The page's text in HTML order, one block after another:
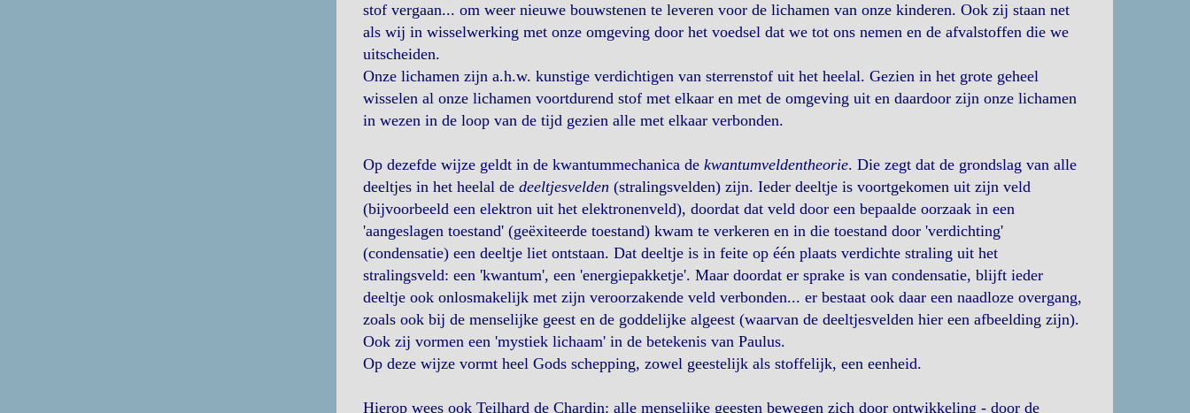
stof vergaan... om weer nieuwe bouwstenen te leveren voor de lichamen van onze kinderen. Ook zij staan net
als wij in wisselwerking met onze omgeving door het voedsel dat we tot ons nemen en de afvalstoffen die we
uitscheiden.
Onze lichamen zijn a.h.w. kunstige verdichtigen van sterrenstof uit het heelal. Gezien in het grote geheel
wisselen al onze lichamen voortdurend stof met elkaar en met de omgeving uit en daardoor zijn onze lichamen
in wezen in de loop van de tijd gezien alle met elkaar verbonden.
Op dezefde wijze geldt in de kwantummechanica de kwantumveldentheorie. Die zegt dat de grondslag van alle
deeltjes in het heelal de deeltjesvelden (stralingsvelden) zijn. Ieder deeltje is voortgekomen uit zijn veld
(bijvoorbeeld een elektron uit het elektronenveld), doordat dat veld door een bepaalde oorzaak in een
'aangeslagen toestand' (geëxiteerde toestand) kwam te verkeren en in die toestand door 'verdichting'
(condensatie) een deeltje liet ontstaan. Dat deeltje is in feite op één plaats verdichte straling uit het
stralingsveld: een 'kwantum', een 'energiepakketje'. Maar doordat er sprake is van condensatie, blijft ieder
deeltje ook onlosmakelijk met zijn veroorzakende veld verbonden... er bestaat ook daar een naadloze overgang,
zoals ook bij de menselijke geest en de goddelijke algeest (waarvan de deeltjesvelden hier een afbeelding zijn).
Ook zij vormen een 'mystiek lichaam' in de betekenis van Paulus.
Op deze wijze vormt heel Gods schepping, zowel geestelijk als stoffelijk, een eenheid.
Hierop wees ook Teilhard de Chardin: alle menselijke geesten bewegen zich door ontwikkeling - door de